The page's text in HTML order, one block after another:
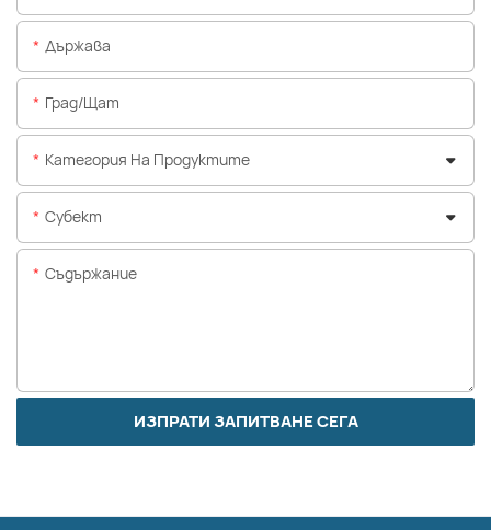
Държава
Град/щат
Категория На Продуктите
Субект
Съдържание
ИЗПРАТИ ЗАПИТВАНЕ СЕГА